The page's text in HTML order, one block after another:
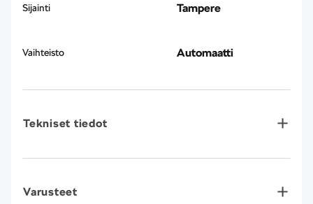
Sijainti Tampere
Vaihteisto Automaatti
Tekniset tiedot
Varusteet